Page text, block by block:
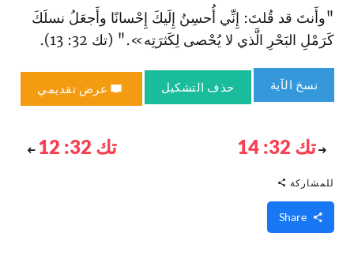
"وأَنتَ قد قُلتَ: إِنِّي أُحسِنُ إِلَيكَ إِحْسانًا وأَجعَلُ نسلَكَ
كَرَمْلِ البَحْرِ الَّذي لا يُحْصى لِكَثرَتِه»." (تك 32: 13).
نسخ الآية حذف التشكيل عرض تقديمي
تك 32: 14 تك 32: 12
للمشاركة